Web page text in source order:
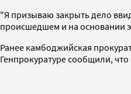
"Я призываю закрыть дело
происшедшем и на основании
Ранее камбоджийская
Генпрокуратуре сообщили,